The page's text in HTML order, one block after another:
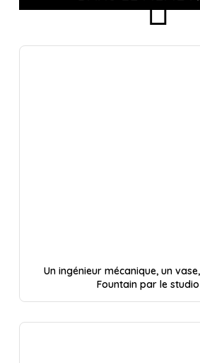
Un ingénieur mécanique, un
Fountain par le